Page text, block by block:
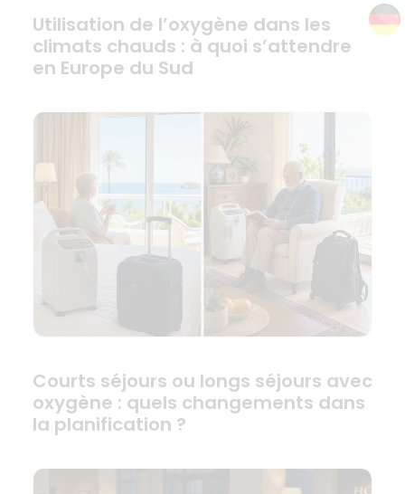
Utilisation de l’oxygène dans les
climats chauds : à quoi s’attendre
en Europe du Sud
Courts séjours ou longs séjours avec
oxygène : quels changements dans
la planification ?